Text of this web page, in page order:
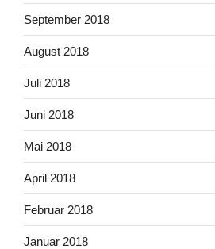
September 2018
August 2018
Juli 2018
Juni 2018
Mai 2018
April 2018
Februar 2018
Januar 2018